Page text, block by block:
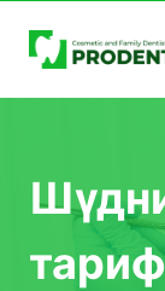
тариф